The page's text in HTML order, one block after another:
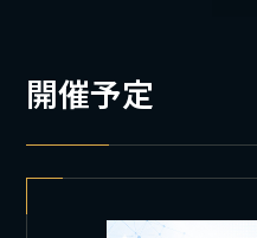
開催予定